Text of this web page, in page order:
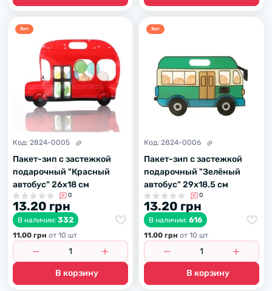
Хит
Код: 2824-0005
Пакет-зип с застежкой
подарочный "Красный
автобус" 26х18 см
0
13.20 грн
В наличии: 332
11.00 грн от 10 шт
В корзину
Хит
Код: 2824-0006
Пакет-зип с застежкой
подарочный "Зелёный
автобус" 29х18.5 см
0
13.20 грн
В наличии: 616
11.00 грн от 10 шт
В корзину